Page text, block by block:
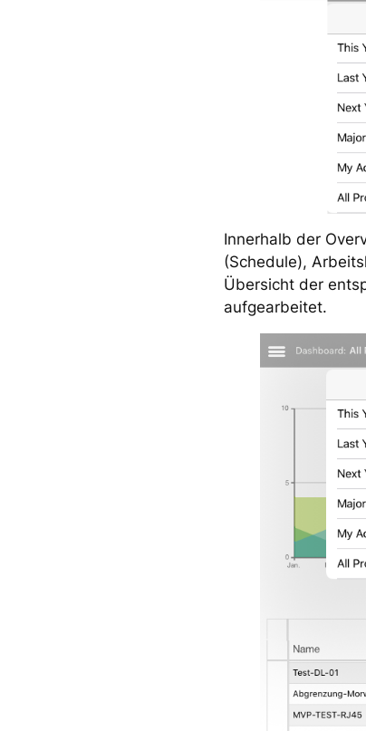
Innerhalb der
(Schedule),
Übersicht der
aufgearbeitet.